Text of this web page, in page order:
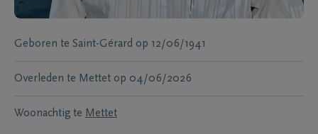
Geboren te Saint-Gérard op 12/06/1941
Overleden te Mettet op 04/06/2026
Woonachtig te Mettet